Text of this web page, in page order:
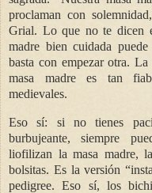
proclaman con
Grial. Lo que no te dicen
madre bien cuidada
basta con empezar otra.
masa madre es tan
medievales.
Eso sí: si no tienes
burbujeante, siempre
liofilizan la masa madre,
bolsitas. Es la versión
pedigree. Eso sí, los